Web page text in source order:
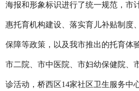
海报和形象标识进行了统一规范，市
惠托育机构建设、落实育儿补贴制度
保障等政策，以及我市推出的托育体
市二院、市中医院、市妇幼保健院、
诊活动，桥西区14家社区卫生服务中